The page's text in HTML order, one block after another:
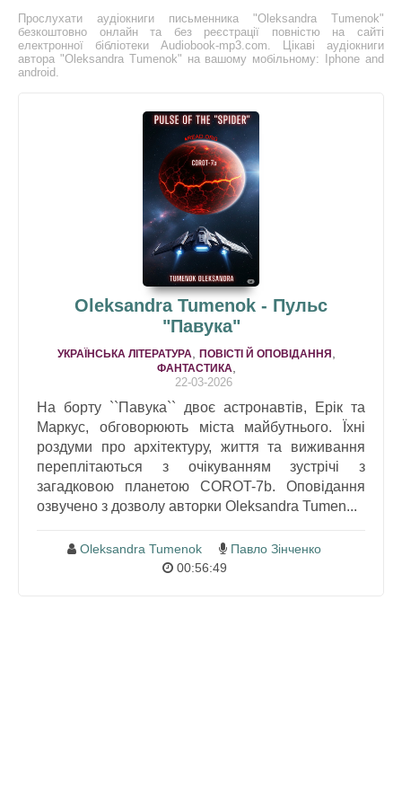
Прослухати аудіокниги письменника "Oleksandra Tumenok"
безкоштовно онлайн та без реєстрації повністю на сайті
електронної бібліотеки Audiobook-mp3.com. Цікаві аудіокниги
автора "Oleksandra Tumenok" на вашому мобільному: Iphone and
android.
Oleksandra Tumenok - Пульс
"Павука"
УКРАЇНСЬКА ЛІТЕРАТУРА ПОВІСТІ Й ОПОВІДАННЯ
ФАНТАСТИКА
22-03-2026
На борту ``Павука`` двоє астронавтів, Ерік та
Маркус, обговорюють міста майбутнього. Їхні
роздуми про архітектуру, життя та виживання
переплітаються з очікуванням зустрічі з
загадковою планетою COROT-7b. Оповідання
озвучено з дозволу авторки Oleksandra Tumen...
Oleksandra Tumenok
Павло Зінченко
00:56:49